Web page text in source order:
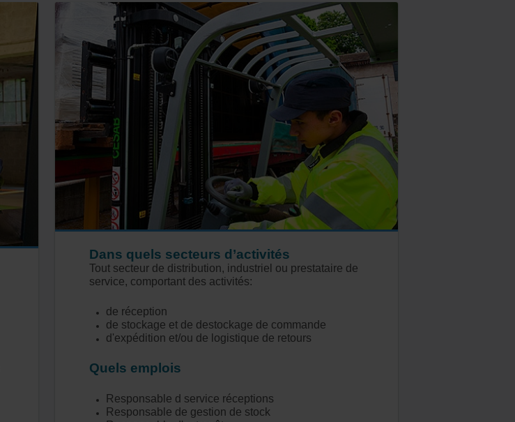
Dans quels secteurs d’activités
Tout secteur de distribution, industriel ou prestataire de
service, comportant des activités:
de réception
de stockage et de destockage de commande
d'expédition et/ou de logistique de retours
Quels emplois
Responsable d service réceptions
Responsable de gestion de stock